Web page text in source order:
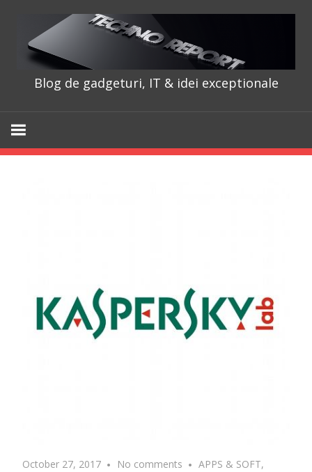
content
Blog de gadgeturi, IT & idei exceptionale
October 27, 2017 No comments APPS & SOFT,